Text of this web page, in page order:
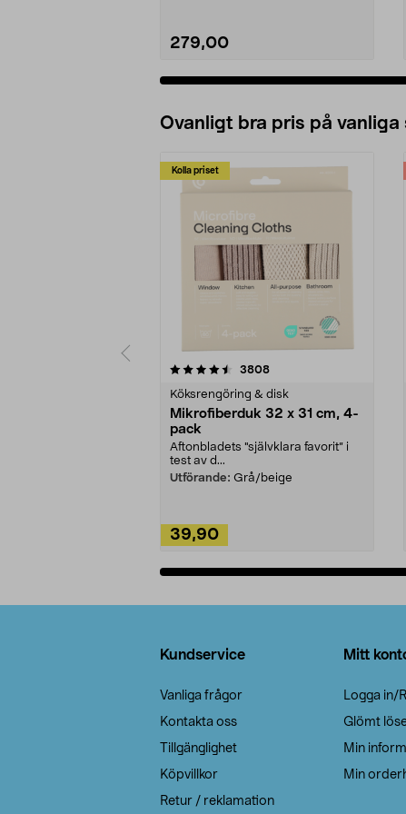
279,00
Ovanligt bra pris på vanliga
Kolla priset
3808recensioner
Köksrengöring & disk
Mikrofiberduk 32 x 31 cm, 4-
pack
Aftonbladets "självklara favorit” i
test av d...
Utförande: Grå/beige
39,90
4.0av 5 stjärnor
Kundservice
Vanliga frågor
Kontakta oss
Tillgänglighet
Köpvillkor
Retur / reklamation
Mitt
Logga in/
Glömt
Min
Min